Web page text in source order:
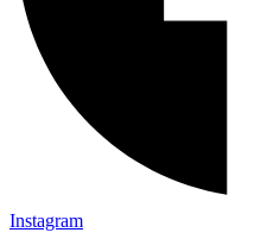
Instagram